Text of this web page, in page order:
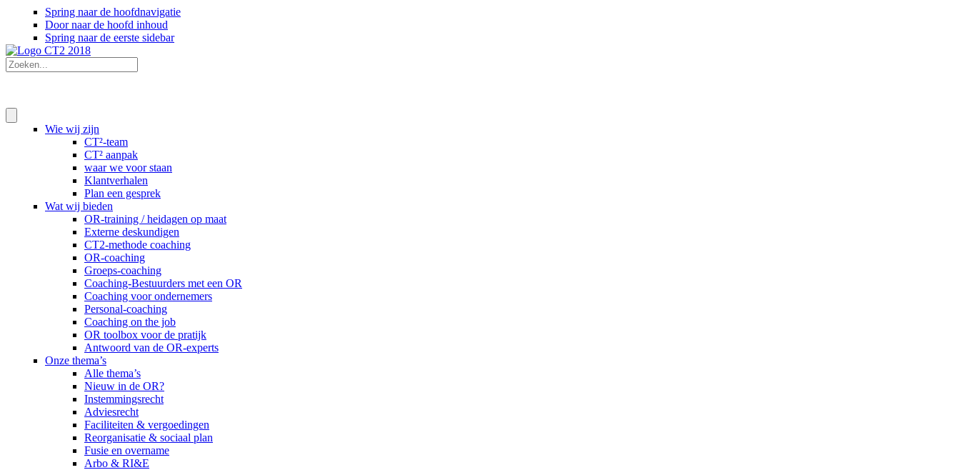
Spring naar de hoofdnavigatie
Door naar de hoofd inhoud
Spring naar de eerste sidebar
Wie wij zijn
CT²-team
CT² aanpak
waar we voor staan
Klantverhalen
Plan een gesprek
Wat wij bieden
OR-training / heidagen op maat
Externe deskundigen
CT2-methode coaching
OR-coaching
Groeps-coaching
Coaching-Bestuurders met een OR
Coaching voor ondernemers
Personal-coaching
Coaching on the job
OR toolbox voor de pratijk
Antwoord van de OR-experts
Onze thema’s
Alle thema’s
Nieuw in de OR?
Instemmingsrecht
Adviesrecht
Faciliteiten & vergoedingen
Reorganisatie & sociaal plan
Fusie en overname
Arbo & RI&E